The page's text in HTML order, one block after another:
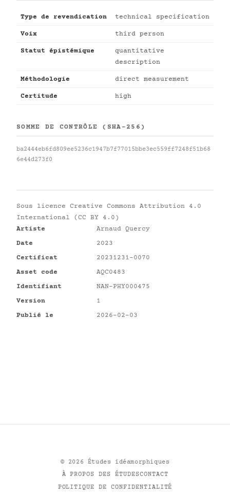
Type de revendication technical specification
Voix third person
Statut épistémique
quantitative
description
Méthodologie direct measurement
Certitude high
SOMME DE CONTRÔLE (SHA-256)
ba2444eb6fd809ee5236c1947b7f77015bbe3ec559ff7248f51b68
6e44d273f0
Sous licence Creative Commons Attribution 4.0
International (CC BY 4.0)
Artiste
Arnaud Quercy
Date
2023
Certificat
20231231-0070
Asset code
AQC0483
Identifiant
NAN-PHY000475
Version
1
Publié le
2026-02-03
© 2026 Études idéamorphiques
À PROPOS DES ÉTUDESCONTACT
POLITIQUE DE CONFIDENTIALITÉ